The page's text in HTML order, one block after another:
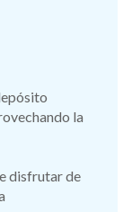
la
disfrutar de